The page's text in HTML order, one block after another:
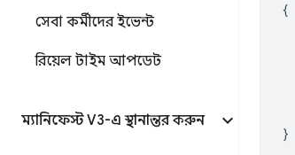
সেবা কর্মীদের ইভেন্ট
রিয়েল টাইম আপডেট
ম্যানিফেস্ট V3-এ স্থানান্তর করুন
{
}